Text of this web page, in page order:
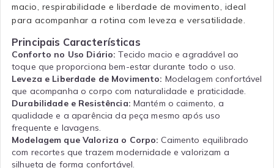
macio, respirabilidade e liberdade de movimento, ideal
para acompanhar a rotina com leveza e versatilidade.
Principais Características
Conforto no Uso Diário: Tecido macio e agradável ao
toque que proporciona bem-estar durante todo o uso.
Leveza e Liberdade de Movimento: Modelagem confortável
que acompanha o corpo com naturalidade e praticidade.
Durabilidade e Resistência: Mantém o caimento, a
qualidade e a aparência da peça mesmo após uso
frequente e lavagens.
Modelagem que Valoriza o Corpo: Caimento equilibrado
com recortes que trazem modernidade e valorizam a
silhueta de forma confortável.